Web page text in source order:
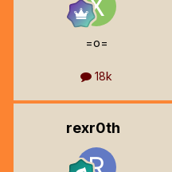
=o=
18k
rexr0th